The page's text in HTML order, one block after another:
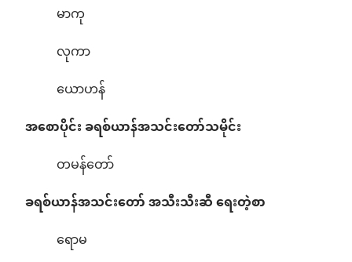
မာကု
လုကာ
ယောဟန်
အစောပိုင်း ခရစ်ယာန်အသင်းတော်သမိုင်း
တမန်တော်
ခရစ်ယာန်အသင်းတော် အသီးသီးဆီ ရေးတဲ့စာ
ရောမ